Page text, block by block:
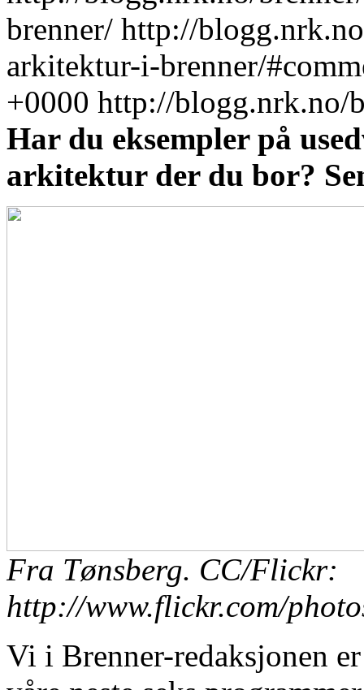
brenner/ http://
arkitektur-i-brenner/
+0000 http://blogg.nrk.no/
Har du eksempler på
arkitektur der du bor?
Fra Tønsberg. CC/Flickr:
http://www.flickr.com/
Vi i Brenner-redaksjonen